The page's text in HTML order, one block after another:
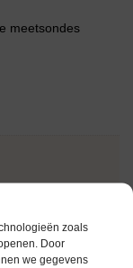
zoals
Door
we gegevens
meetsondes